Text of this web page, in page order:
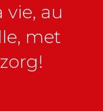
vie, au
met